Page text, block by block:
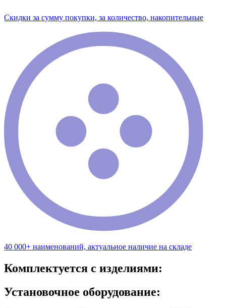
Скидки за сумму покупки, за количество, накопительные
40 000+ наименований, актуальное наличие на складе
Комплектуется с изделиями:
Установочное оборудование: